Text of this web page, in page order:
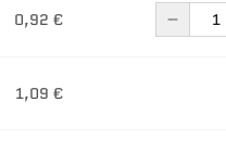
0,92 €
1,09 €